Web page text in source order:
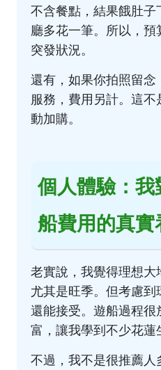
不含餐點，結果餓肚
廳多花一筆。所以，
突發狀況。
還有，如果你拍照留
服務，費用另計。這
動加購。
個人體驗：
船費用的真實
老實說，我覺得理想大
尤其是旺季。但考慮到
還能接受。遊船過程
富，讓我學到不少花蓮
不過，我不是很推薦